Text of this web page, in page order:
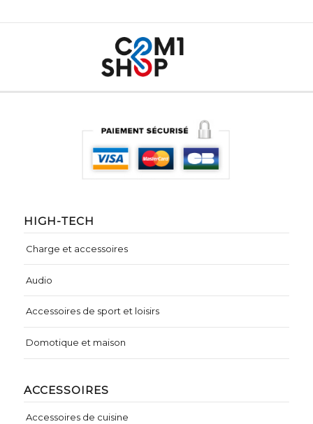
HIGH-TECH
Charge et accessoires
Audio
Accessoires de sport et loisirs
Domotique et maison
ACCESSOIRES
Accessoires de cuisine